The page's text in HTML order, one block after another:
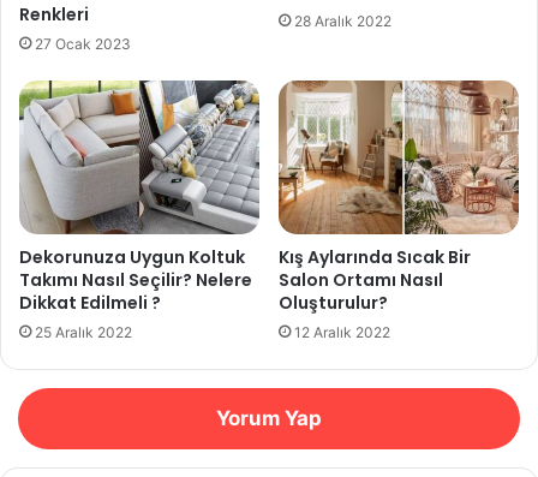
Renkleri
27 Ocak 2023
28 Aralık 2022
Dekorunuza Uygun Koltuk
Takımı Nasıl Seçilir? Nelere
Dikkat Edilmeli ?
25 Aralık 2022
Kış Aylarında Sıcak Bir
Salon Ortamı Nasıl
Oluşturulur?
12 Aralık 2022
Yorum Yap